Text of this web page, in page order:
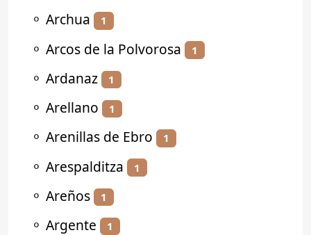
⚬ Archua 1
⚬ Arcos de la Polvorosa 1
⚬ Ardanaz 1
⚬ Arellano 1
⚬ Arenillas de Ebro 1
⚬ Arespalditza 1
⚬ Areños 1
⚬ Argente 1